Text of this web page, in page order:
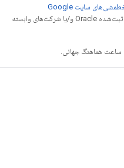
خطمشی‌های سایت Google
مراجعه کنید. جاوا علامت تجاری ثبت‌شده Oracle و/یا شرکت‌های وابسته